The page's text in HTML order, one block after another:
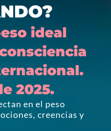
ideal
2025.
en el peso
creencias y